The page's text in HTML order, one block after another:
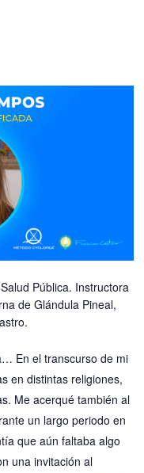
Pública. Instructora
de Glándula Pineal,
En el transcurso de mi
en distintas religiones,
Me acerqué también al
un largo periodo en
que aún faltaba algo
una invitación al